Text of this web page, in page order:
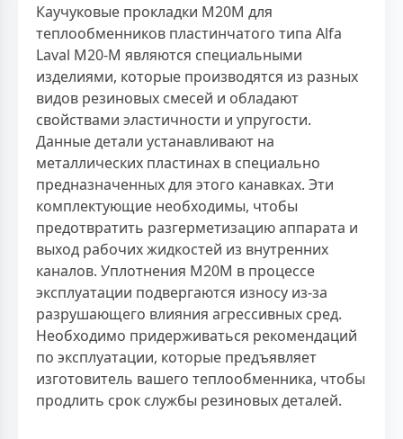
Каучуковые прокладки M20M для
теплообменников пластинчатого типа Alfa
Laval M20-M являются специальными
изделиями, которые производятся из разных
видов резиновых смесей и обладают
свойствами эластичности и упругости.
Данные детали устанавливают на
металлических пластинах в специально
предназначенных для этого канавках. Эти
комплектующие необходимы, чтобы
предотвратить разгерметизацию аппарата и
выход рабочих жидкостей из внутренних
каналов. Уплотнения M20M в процессе
эксплуатации подвергаются износу из-за
разрушающего влияния агрессивных сред.
Необходимо придерживаться рекомендаций
по эксплуатации, которые предъявляет
изготовитель вашего теплообменника, чтобы
продлить срок службы резиновых деталей.